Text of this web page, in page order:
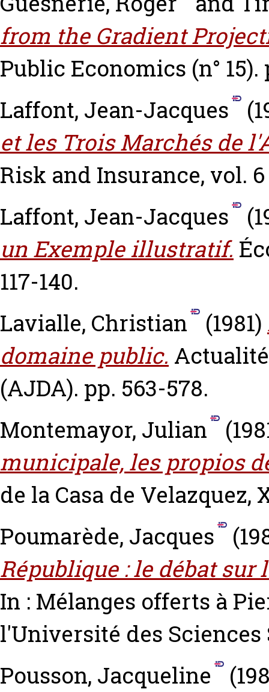
from the Gradient
Public Economics (n° 15).
Laffont, Jean-Jacques
et les Trois Marchés de
Risk and Insurance, vol. 6
Laffont, Jean-Jacques
un Exemple illustratif.
117-140.
Lavialle, Christian
(1981)
domaine public.
(AJDA). pp. 563-578.
Montemayor, Julian
municipale, les propios
de la Casa de Velazquez,
Poumarède, Jacques
République : le débat sur
In : Mélanges offerts à
l'Université des Sciences
Pousson, Jacqueline